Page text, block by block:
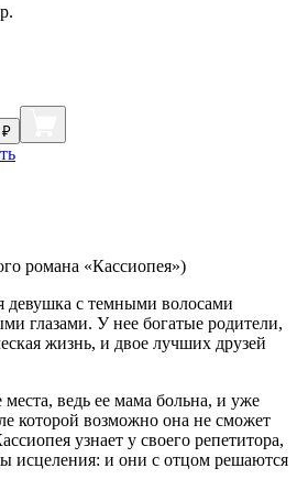
₽
романа «Кассиопея»)
девушка с темными волосами
глазами. У нее богатые родители,
жизнь, и двое лучших друзей
ведь ее мама больна, и уже
которой возможно она не сможет
узнает у своего репетитора,
исцеления: и они с отцом решаются